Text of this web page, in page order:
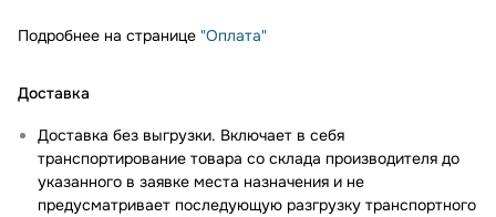
Подробнее на странице "Оплата"
Доставка
Доставка без выгрузки. Включает в себя
транспортирование товара со склада производителя до
указанного в заявке места назначения и не
предусматривает последующую разгрузку транспортного